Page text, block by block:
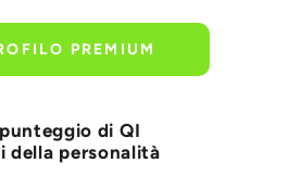
PREMIUM
di QI
personalità